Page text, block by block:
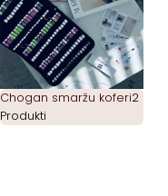
Chogan smaržu koferi2
Produkti